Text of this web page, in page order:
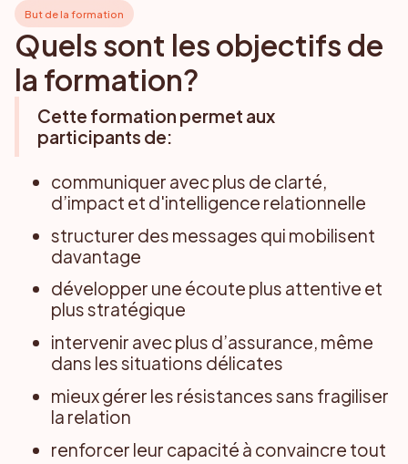
But de la formation
Quels sont les objectifs de
la formation?
Cette formation permet aux
participants de:
communiquer avec plus de clarté,
d’impact et d'intelligence relationnelle
structurer des messages qui mobilisent
davantage
développer une écoute plus attentive et
plus stratégique
intervenir avec plus d’assurance, même
dans les situations délicates
mieux gérer les résistances sans fragiliser
la relation
renforcer leur capacité à convaincre tout